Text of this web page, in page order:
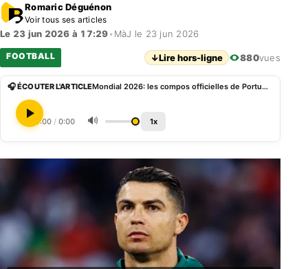
Romaric Déguénon
Voir tous ses articles
Le 23 jun 2026 à 17:29• MàJ le 23 jun 2026
FOOTBALL ↓Lire hors-ligne 880vues
🎧 ÉCOUTER L'ARTICLE Mondial 2026: les compos officielles de Portugal – Ouzbékistan
0:00 / 0:00 🔊 1x